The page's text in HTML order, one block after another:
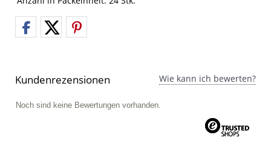
Kundenrezensionen Wie kann ich bewerten?
Noch sind keine Bewertungen vorhanden.